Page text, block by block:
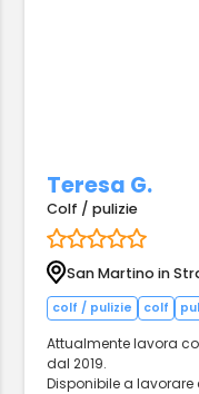
Teresa G.
Colf / pulizie
San Martino in
colf / pulizie colf
Attualmente lavora
dal 2019.
Disponibile a